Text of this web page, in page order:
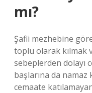
mı?
Şafii mezhebine
toplu olarak kılmak
sebeplerden dolayı
başlarına da namaz
cemaate